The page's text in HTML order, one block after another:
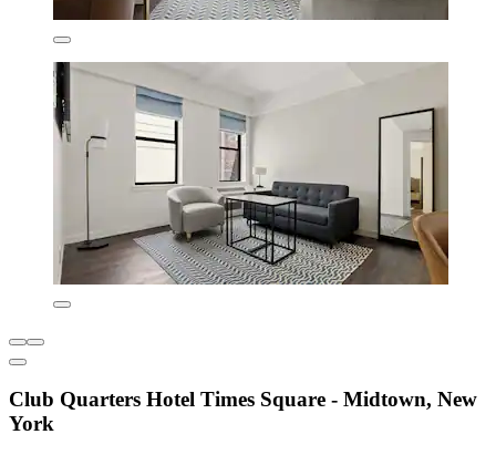
Club Quarters Hotel Times Square - Midtown, New
York